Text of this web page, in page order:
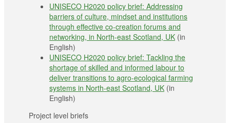
UNISECO H2020 policy brief: Addressing
barriers of culture, mindset and institutions
through effective co-creation forums and
networking, in North-east Scotland, UK (in
English)
UNISECO H2020 policy brief: Tackling the
shortage of skilled and informed labour to
deliver transitions to agro-ecological farming
systems in North-east Scotland, UK (in
English)
Project level briefs